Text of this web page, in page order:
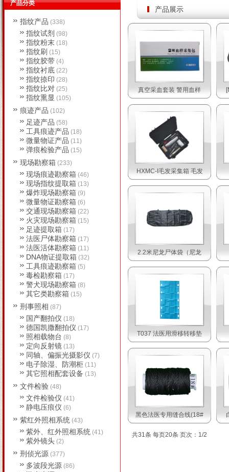
产品展示
真空采血套装 警用血样
HXMC-I毛发采集箱 毛发
2.2米尼龙尸体袋（尼龙
T037 法医用滑移转移垫
黑色法医专用缝合线(18#
共31条 每页20条 页次：1/2
产品分类
指纹产品 (338)
指纹试剂 (98)
指纹粉末 (18)
指纹刷 (15)
指纹胶带 (4)
指纹衬底 (22)
指纹捺印 (28)
指纹比对 (25)
指纹熏显 (105)
痕迹产品 (102)
足迹产品 (58)
工具痕迹产品 (18)
微量物证产品 (11)
弹痕检验产品 (15)
现场勘察箱 (233)
现场痕迹勘察箱 (46)
现场指纹提取箱 (13)
爆炸现场勘察箱 (9)
微量物证勘察箱 (6)
交通现场勘察箱 (22)
火灾现场勘察箱 (15)
足迹提取箱 (17)
法医尸体勘察箱 (17)
法医活体勘察箱 (11)
DNA物证提取箱 (32)
工具痕迹勘察箱 (5)
毒检勘察箱 (17)
警犬现场勘察箱 (8)
其它类勘察箱 (15)
刑事照相 (87)
国产翻拍仪 (18)
德国凯撒翻拍仪 (17)
照相载物台 (8)
定向反射镜 (13)
同轴、偏振光摄影仪 (7)
电子除湿、防潮柜 (11)
其它照相配套设备 (13)
文件检验 (48)
文件检验仪 (41)
静电压痕仪 (6)
紫红外照相系统 (43)
紫外、红外照相系统 (41)
紫外镜头 (2)
刑侦光源 (377)
多波段光源 (86)